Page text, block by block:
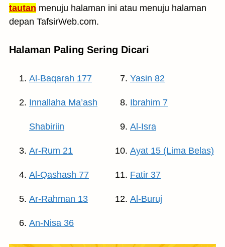
tautan menuju halaman ini atau menuju halaman
depan TafsirWeb.com.
Halaman Paling Sering Dicari
Al-Baqarah 177
Innallaha Ma’ash
Shabiriin
Ar-Rum 21
Al-Qashash 77
Ar-Rahman 13
An-Nisa 36
Yasin 82
Ibrahim 7
Al-Isra
Ayat 15 (Lima Belas)
Fatir 37
Al-Buruj